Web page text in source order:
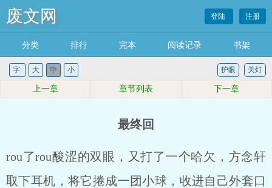
废文网 登陆 注册
分类 排行 完本 阅读记录 书架
字: 大 中 小 关灯
护眼
上一章 章节列表 下一章
最终回
rou了rou酸涩的双眼，又打了一个哈欠，方念轩
取下耳机，将它捲成一团小球，收进自己外套口